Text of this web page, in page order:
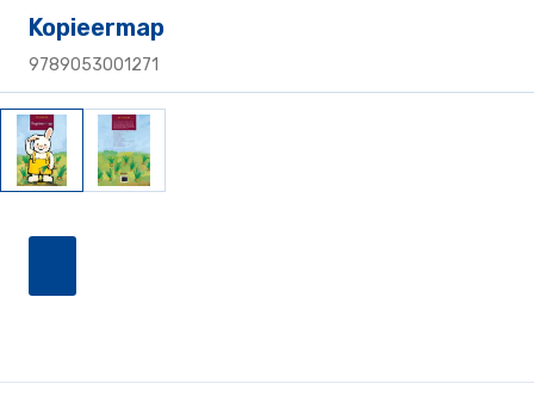
Kopieermap
9789053001271